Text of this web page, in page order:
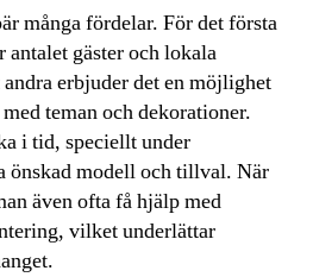
många fördelar. För det första
antalet gäster och lokala
erbjuder det en möjlighet
teman och dekorationer.
i tid, speciellt under
önskad modell och tillval. När
även ofta få hjälp med
vilket underlättar